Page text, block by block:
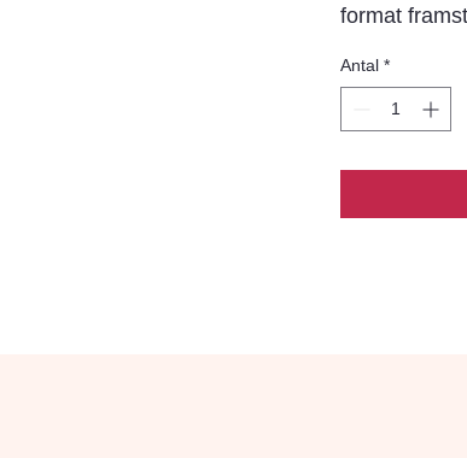
format
en sten som
uppleva
Den inbjuder
sätt som
och tålig yta
Antal *